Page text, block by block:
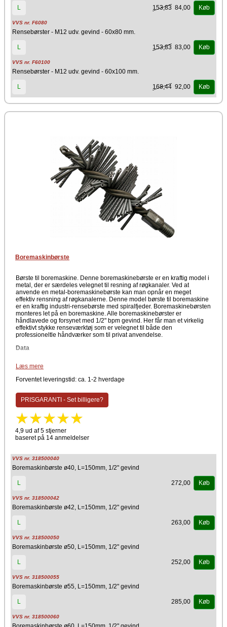
L 153,83 84,00 Køb
VVS nr. F6080
Rensebørster - M12 udv. gevind - 60x80 mm.
L 153,83 83,00 Køb
VVS nr. F60100
Rensebørster - M12 udv. gevind - 60x100 mm.
L 168,44 92,00 Køb
Boremaskinbørste
Børste til boremaskine. Denne boremaskinebørste er en kraftig model i
metal, der er særdeles velegnet til resning af røgkanaler. Ved at
anvende en metal-boremaskinebørste kan man opnår en meget
effektiv rensning af røgkanalerne. Denne model børste til boremaskine
er en kraftig industri-rensebørste med spiralfjeder. Boremaskinebørsten
monteres let på en boremaskine. Alle boremaskinebørster er
håndlavede og forsynet med 1/2" bpm gevind. Her får man et virkelig
effektivt stykke renseværktøj som er velegnet til både den
professioneltle håndværker som til privat anvendelse.
Data
Med spiralfjeder
Med 1/2" bpm gevind
Metal
Vigtigt:
Bormaskinebørsten må ikke være større end rørets diameter
Børsterne må kun rotere
Bormaskine børster bør kun bruges i en afkølet kedel
Læs mere
Forventet leveringstid: ca. 1-2 hverdage
PRISGARANTI - Set billigere?
4,9 ud af 5 stjerner
baseret på 14 anmeldelser
VVS nr. 318500040
Boremaskinbørste ø40, L=150mm, 1/2" gevind
L 272,00 Køb
VVS nr. 318500042
Boremaskinbørste ø42, L=150mm, 1/2" gevind
L 263,00 Køb
VVS nr. 318500050
Boremaskinbørste ø50, L=150mm, 1/2" gevind
L 252,00 Køb
VVS nr. 318500055
Boremaskinbørste ø55, L=150mm, 1/2" gevind
L 285,00 Køb
VVS nr. 318500060